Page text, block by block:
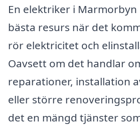
En elektriker i Marmorbyn
bästa resurs när det
rör elektricitet och
Oavsett om det handlar
reparationer, installation
eller större
det en mängd tjänster